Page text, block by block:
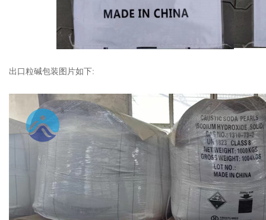
出口粒碱包装图片如下: